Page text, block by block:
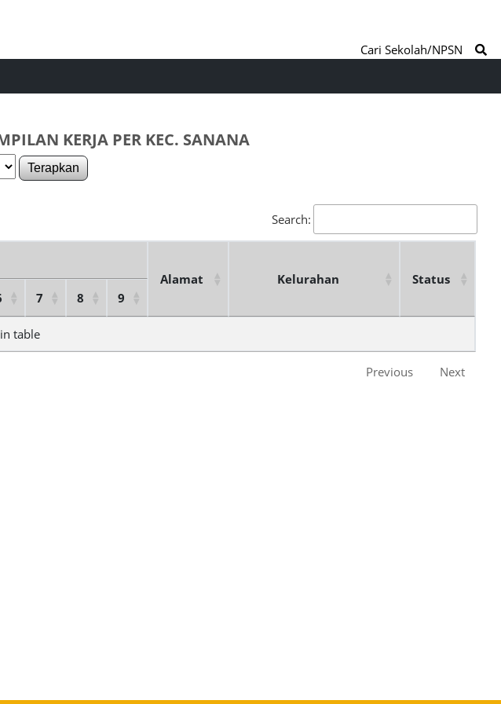
Cari Sekolah/NPSN
KERJA PER KEC. SANANA
Terapkan
Search:
Alamat
Kelurahan
Status
7 8 9
table
Previous
Next